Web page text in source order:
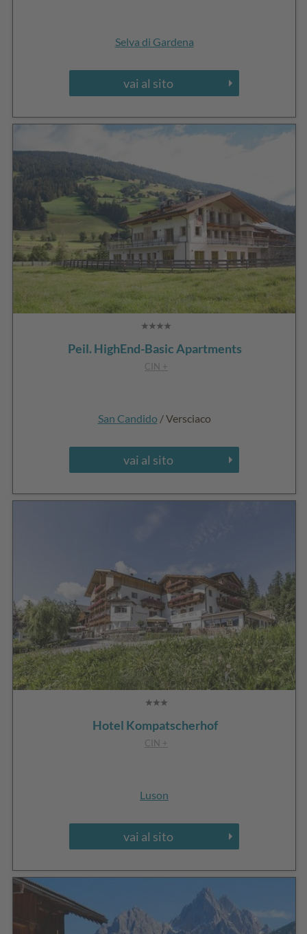
Selva di Gardena
vai al sito
Peil. HighEnd-Basic Apartments
CIN +
San Candido / Versciaco
vai al sito
Hotel Kompatscherhof
CIN +
Luson
vai al sito